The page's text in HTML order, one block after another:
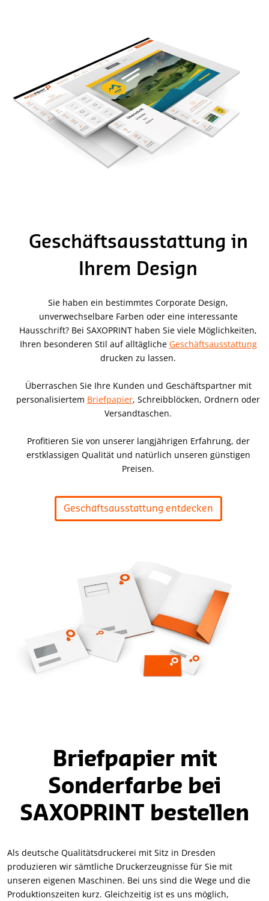
Geschäftsausstattung in
Ihrem Design
Sie haben ein bestimmtes Corporate Design,
unverwechselbare Farben oder eine interessante
Hausschrift? Bei SAXOPRINT haben Sie viele Möglichkeiten,
Ihren besonderen Stil auf alltägliche Geschäftsausstattung
drucken zu lassen.
Überraschen Sie Ihre Kunden und Geschäftspartner mit
personalisiertem Briefpapier, Schreibblöcken, Ordnern oder
Versandtaschen.
Profitieren Sie von unserer langjährigen Erfahrung, der
erstklassigen Qualität und natürlich unseren günstigen
Preisen.
Geschäftsausstattung entdecken
Briefpapier mit
Sonderfarbe bei
SAXOPRINT bestellen
Als deutsche Qualitätsdruckerei mit Sitz in Dresden
produzieren wir sämtliche Druckerzeugnisse für Sie mit
unseren eigenen Maschinen. Bei uns sind die Wege und die
Produktionszeiten kurz. Gleichzeitig ist es uns möglich,